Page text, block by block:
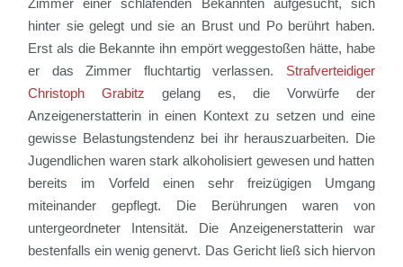
Zimmer einer schlafenden Bekannten aufgesucht, sich
hinter sie gelegt undsie an Brust und Po berührt haben.
Erst als die Bekannte ihn empört weggestoßen hätte, habe
er das Zimmer fluchtartig verlassen. Strafverteidiger
Christoph Grabitz gelang es, die Vorwürfe der
Anzeigenerstatterin in einen Kontext zu setzen und eine
gewisse Belastungstendenz bei ihrherauszuarbeiten. Die
Jugendlichen waren stark alkoholisiert gewesen und hatten
bereits im Vorfeld einen sehr freizügigen Umgang
miteinander gepflegt. Die Berührungen waren von
untergeordneter Intensität. Die Anzeigenerstatterin war
bestenfalls ein wenig genervt. Das Gericht ließ sich hiervon